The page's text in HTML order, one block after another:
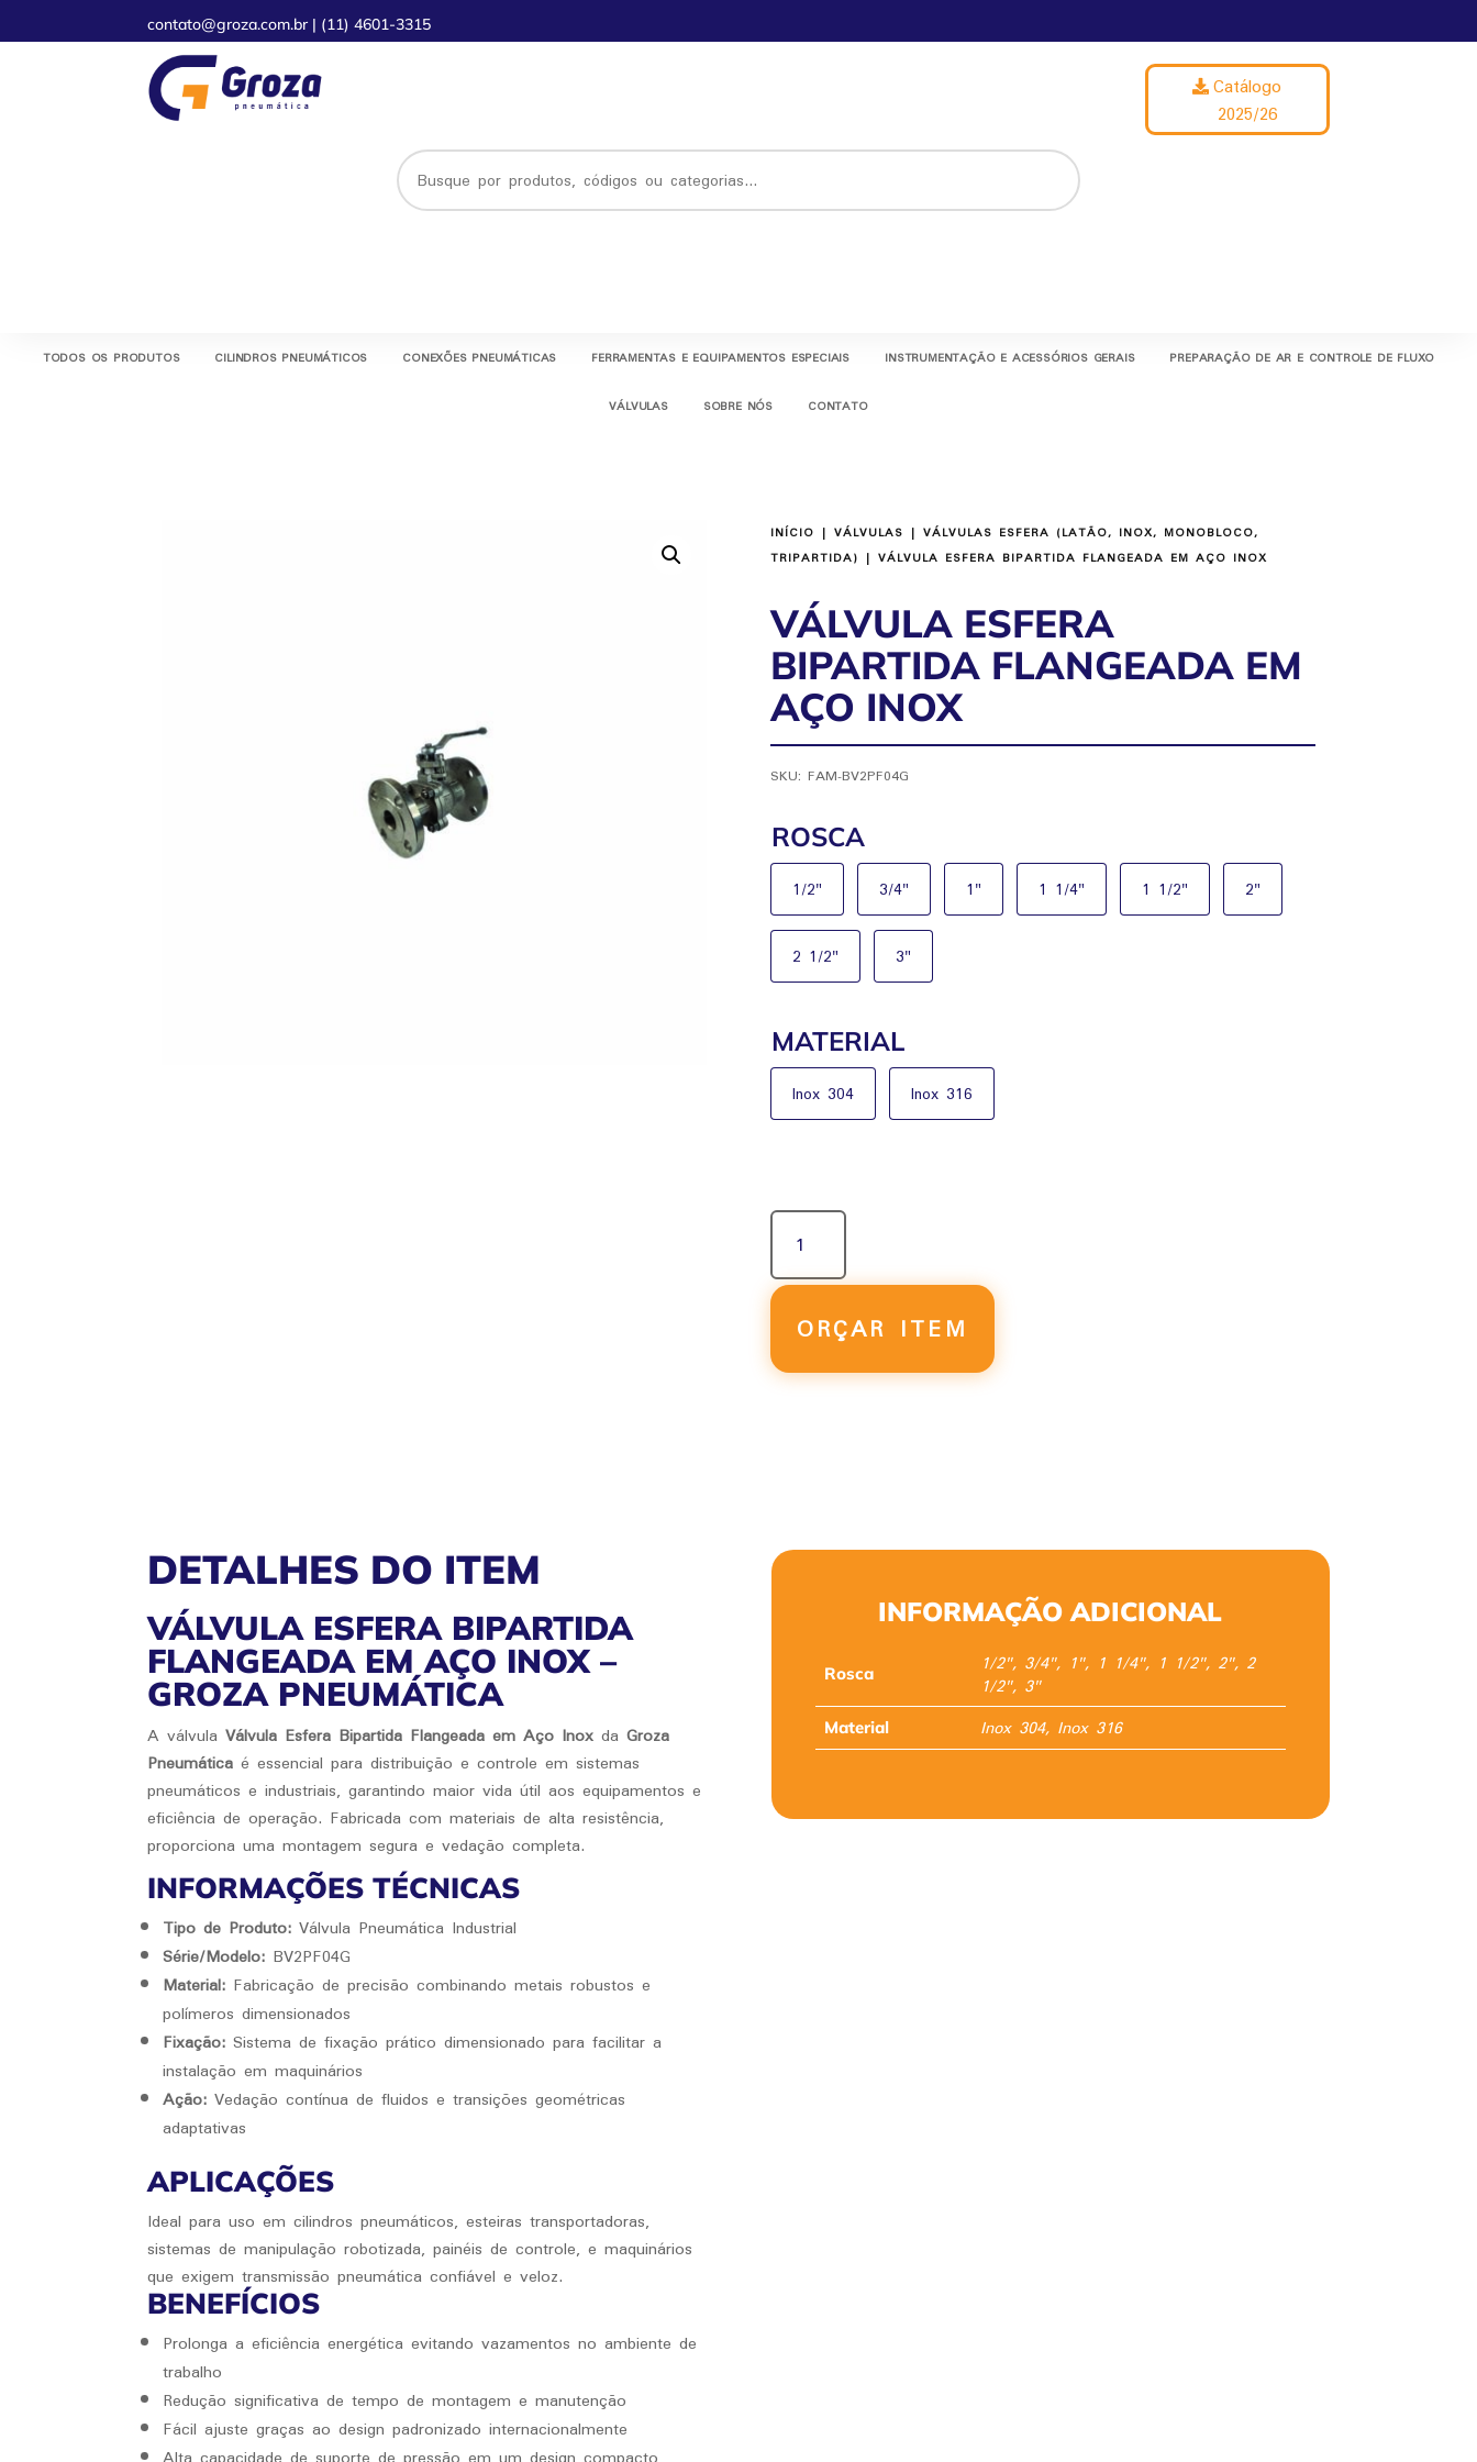
contato@groza.com.br | (11) 4601-3315
Catálogo
2025/26
TODOS OS PRODUTOS CILINDROS PNEUMÁTICOS CONEXÕES PNEUMÁTICAS FERRAMENTAS E EQUIPAMENTOS ESPECIAIS INSTRUMENTAÇÃO E ACESSÓRIOS GERAIS PREPARAÇÃO DE AR E CONTROLE DE FLUXO
VÁLVULAS SOBRE NÓS CONTATO
INÍCIO | VÁLVULAS | VÁLVULAS ESFERA (LATÃO, INOX, MONOBLOCO,
TRIPARTIDA) | VÁLVULA ESFERA BIPARTIDA FLANGEADA EM AÇO INOX
VÁLVULA ESFERA
BIPARTIDA FLANGEADA EM
AÇO INOX
SKU: FAM-BV2PF04G
ROSCA
1/2" 3/4" 1" 1 1/4" 1 1/2" 2"
2 1/2" 3"
MATERIAL
Inox 304 Inox 316
VÁLVULA
ESFERA
BIPARTIDA
FLANGEADA
EM
AÇO
INOX
ORÇAR ITEM
DETALHES DO ITEM
VÁLVULA ESFERA BIPARTIDA
FLANGEADA EM AÇO INOX –
GROZA PNEUMÁTICA
A válvulaVálvula Esfera Bipartida Flangeada em Aço InoxdaGroza
Pneumática é essencial para distribuição e controle em sistemas
pneumáticos e industriais, garantindo maior vida útil aos equipamentos e
eficiência de operação. Fabricada com materiais de alta resistência,
proporciona uma montagem segura e vedação completa.
INFORMAÇÕES TÉCNICAS
Tipo de Produto: Válvula Pneumática Industrial
Série/Modelo: BV2PF04G
Material: Fabricação de precisão combinando metais robustos e
polímeros dimensionados
Fixação: Sistema de fixação prático dimensionado para facilitar a
instalação em maquinários
Ação: Vedação contínua de fluidos e transições geométricas
adaptativas
APLICAÇÕES
Ideal para uso em cilindros pneumáticos, esteiras transportadoras,
sistemas de manipulação robotizada, painéis de controle, e maquinários
que exigem transmissão pneumática confiável e veloz.
BENEFÍCIOS
Prolonga a eficiência energética evitando vazamentos no ambiente de
trabalho
Redução significativa de tempo de montagem e manutenção
Fácil ajuste graças ao design padronizado internacionalmente
INFORMAÇÃO ADICIONAL
Rosca 1/2", 3/4", 1", 1 1/4", 1 1/2", 2", 2
1/2", 3"
Material Inox 304, Inox 316